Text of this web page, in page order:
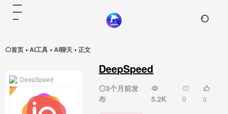
首页 • AI工具 • AI聊天 • 正文
DeepSpeed
3个月前发
布
5.2K 0 0
DeepSpeed